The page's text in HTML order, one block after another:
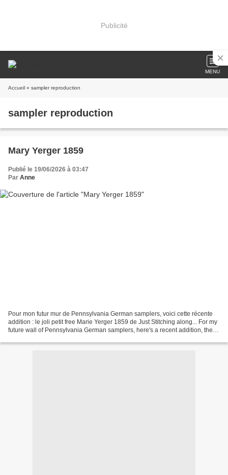
Publicité
MENU
Accueil » sampler reproduction
sampler reproduction
Mary Yerger 1859
Publié le 19/06/2026 à 03:47
Par Anne
Pour mon futur mur de Pennsylvania German samplers, voici cette récente
addition : le joli petit free Marie Yerger 1859 de Just Stitching along... For my
future wall of Pennsylvania German samplers, here's a recent addition, the